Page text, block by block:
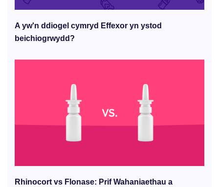
A yw'n ddiogel cymryd Effexor yn ystod
beichiogrwydd?
Rhinocort vs Flonase: Prif Wahaniaethau a